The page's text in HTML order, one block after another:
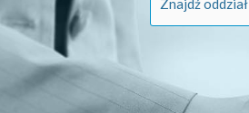
Znajdź oddział